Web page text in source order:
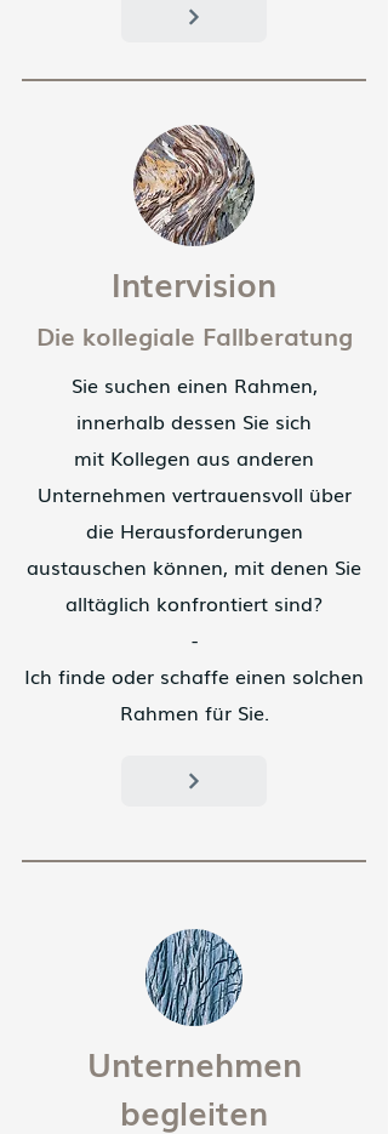
Intervision
Die kollegiale Fallberatung
Sie suchen einen Rahmen,
innerhalb dessen Sie sich
mit Kollegen aus anderen
Unternehmen vertrauensvoll über
die Herausforderungen
austauschen können, mit denen Sie
alltäglich konfrontiert sind?
-
Ich finde oder schaffe einen solchen
Rahmen für Sie.
Unternehmen
begleiten